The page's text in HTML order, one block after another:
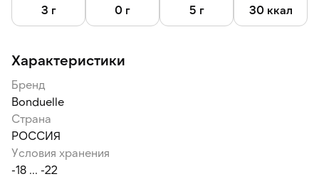
3 г 0 г 5 г 30 ккал
Характеристики
Бренд
Bonduelle
Страна
РОССИЯ
Условия хранения
-18 ... -22